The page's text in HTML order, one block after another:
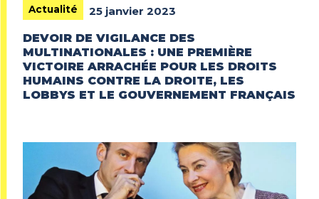
Actualité
25 janvier 2023
DEVOIR DE VIGILANCE DES
MULTINATIONALES : UNE PREMIÈRE
VICTOIRE ARRACHÉE POUR LES DROITS
HUMAINS CONTRE LA DROITE, LES
LOBBYS ET LE GOUVERNEMENT FRANÇAIS